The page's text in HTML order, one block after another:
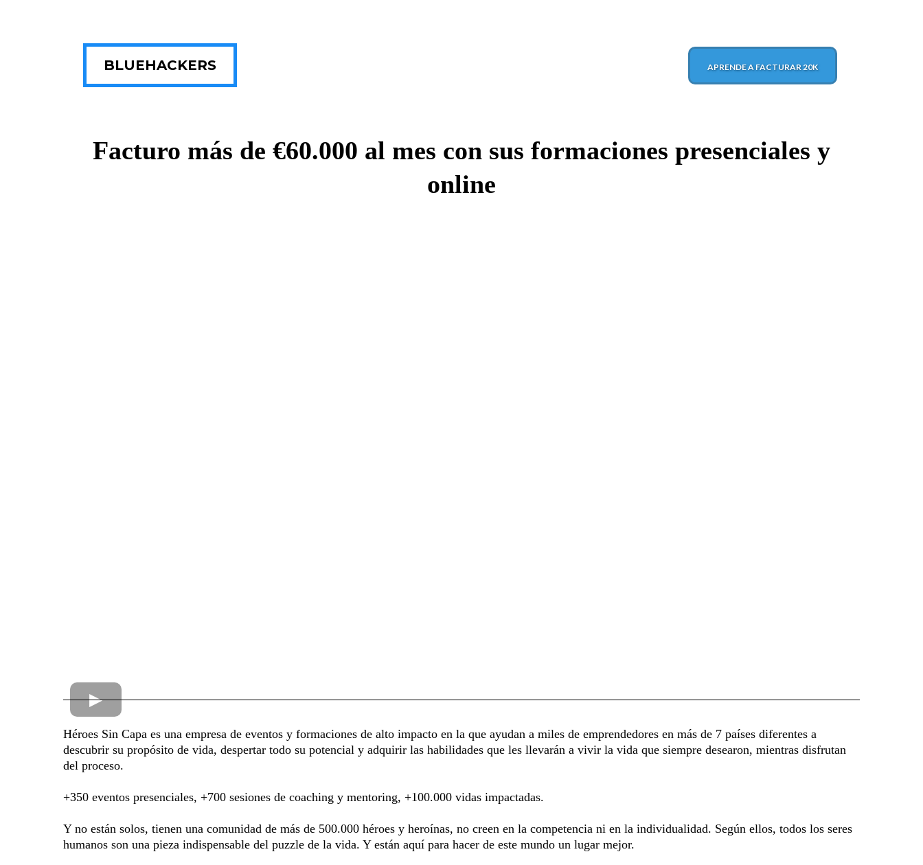
BLUEHACKERS APRENDE A FACTURAR 20K
Facturo más de €60.000 al mes con sus formaciones presenciales y
online
Héroes Sin Capa es una empresa de eventos y formaciones de alto impacto en la que ayudan a miles de emprendedores en más de 7 países diferentes a
descubrir su propósito de vida, despertar todo su potencial y adquirir las habilidades que les llevarán a vivir la vida que siempre desearon, mientras disfrutan
del proceso.
+350 eventos presenciales, +700 sesiones de coaching y mentoring, +100.000 vidas impactadas.
Y no están solos, tienen una comunidad de más de 500.000 héroes y heroínas, no creen en la competencia ni en la individualidad. Según ellos, todos los seres
humanos son una pieza indispensable del puzzle de la vida. Y están aquí para hacer de este mundo un lugar mejor.